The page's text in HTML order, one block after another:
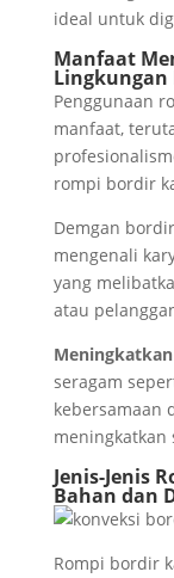
ideal untuk
Manfaat
Penggunaan
manfaat,
rompi bordir
Demgan
mengenali
yang
atau
seragam
kebersamaan
meningkatkan
Jenis-Jenis
Bahan dan
Rompi bordir